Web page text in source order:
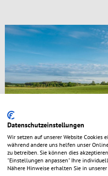
Graspapier – nachhaltige
Datenschutzeinstellungen
Wir setzen auf unserer Website Cookies
während andere uns helfen unser
zu betreiben. Sie können dies
"Einstellungen anpassen" Ihre
Nähere Hinweise erhalten Sie in unserer